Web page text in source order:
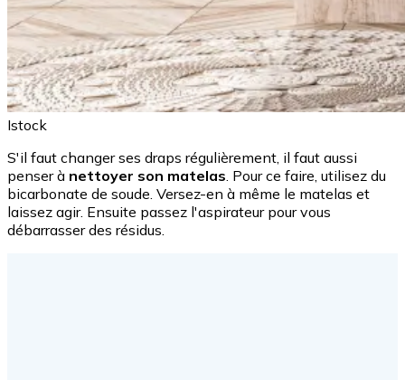
Istock
S'il faut changer ses draps régulièrement, il faut aussi
penser à nettoyer son matelas. Pour ce faire, utilisez du
bicarbonate de soude. Versez-en à même le matelas et
laissez agir. Ensuite passez l'aspirateur pour vous
débarrasser des résidus.